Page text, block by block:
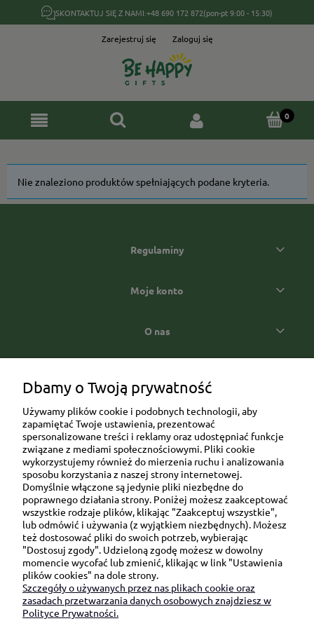
SKONTAKTUJ SIĘ Z NAMI:+48 690 172 872(pon-pt 9:00 - 15:30)
Zarejestruj się Zaloguj się
Nie znaleziono produktów spełniających podane kryteria.
Regulaminy
Moje konto
O nas
Ul. Brukowa 6/8 lok. 57/58
91-341 Łódź
NIP: 6751510615
SKONTAKTUJ SIĘ Z NAMI:
sklep@be-happygifts.com
+48 690 172 872
(pon-pt 9:00 - 15:30)
Dbamy o Twoją prywatność
Używamy plików cookie i podobnych technologii, aby
zapamiętać Twoje ustawienia, prezentować
spersonalizowane treści i reklamy oraz udostępniać funkcje
związane z mediami społecznościowymi. Pliki cookie
wykorzystujemy również do mierzenia ruchu i analizowania
sposobu korzystania z naszej strony internetowej.
Domyślnie włączone są jedynie pliki niezbędne do
poprawnego działania strony. Poniżej możesz zaakceptować
wszystkie rodzaje plików, klikając "Zaakceptuj wszystkie",
lub odmówić i używania (z wyjątkiem niezbędnych). Możesz
też dostosować pliki do swoich potrzeb, wybierając
"Dostosuj zgody". Udzieloną zgodę możesz w dowolny
momencie wycofać lub zmienić, klikając w link "Ustawienia
plików cookies" na dole strony.
Szczegóły o używanych przez nas plikach cookie oraz
zasadach przetwarzania danych osobowych znajdziesz w
Polityce Prywatności.